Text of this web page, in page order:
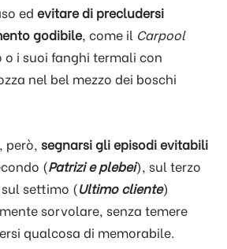
ed evitare di precludersi
godibile, come il Carpool
i suoi fanghi termali con
nel bel mezzo dei boschi
però, segnarsi gli episodi evitabili
(Patrizi e plebei), sul terzo
settimo (Ultimo cliente)
sorvolare, senza temere
qualcosa di memorabile.